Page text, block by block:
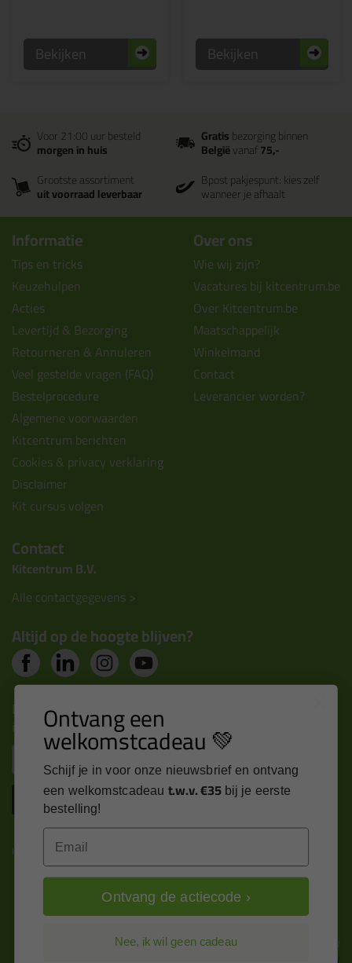
Bekijken Bekijken
Voor 21:00 uur besteld
morgen in huis
Gratisbezorging binnen
Belgiëvanaf75,-
Grootste assortiment
uit voorraad leverbaar
Bpost pakjespunt: kies zelf
wanneer je afhaalt
Informatie
Tips en tricks
Keuzehulpen
Acties
Levertijd & Bezorging
Retourneren & Annuleren
Veel gestelde vragen (FAQ)
Bestelprocedure
Algemene voorwaarden
Kitcentrum berichten
Cookies & privacy verklaring
Disclaimer
Kit cursus volgen
Over ons
Wie wij zijn?
Vacatures bij kitcentrum.be
Over Kitcentrum.be
Maatschappelijk
Winkelmand
Contact
Leverancier worden?
Contact
Kitcentrum B.V.
Alle contactgegevens >
Altijd op de hoogte blijven?
Nieuws, tips en exclusieve deals rechtstreeks in je
inbox
Inschrijven
Kitcentrum is trots op:
Alle prijzen zijn in EURO en excl. 21% BTW
Ontvang een
welkomstcadeau 💚
Schijf je in voor onze nieuwsbrief en ontvang
een welkomstcadeau t.w.v. €35 bij je eerste
bestelling!
Email
Ontvang de actiecode ›
Nee, ik wil geen cadeau